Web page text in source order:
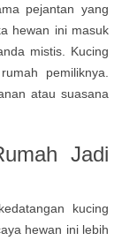
pejantan yang
hewan ini masuk
mistis. Kucing
pemiliknya.
atau suasana
Jadi
kucing
hewan ini lebih